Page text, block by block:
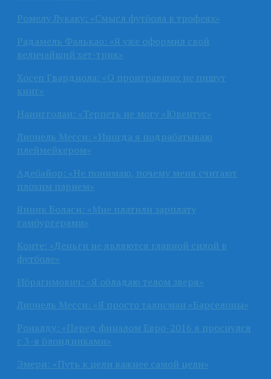
Ромелу Лукаку: «Смысл футбола в трофеях»
Радамель Фалькао: «Я уже оформил свой
величайший хет-трик»
Хосеп Гвардиола: «О проигравших не пишут
книг»
Наингголан: «Терпеть не могу «Ювентус»
Лионель Месси: «Иногда я подрабатываю
плеймейкером»
Адебайор: «Не понимаю, почему меня считают
плохим парнем»
Янник Боласи: «Мне платили зарплату
гамбургерами»
Конте: «Деньги не являются главной силой в
футболе»
Ибрагимович: «Я обладаю телом зверя»
Лионель Месси: «Я просто талисман «Барселоны»
Роналду: «Перед финалом Евро-2016 я проснулся
с 3-я блондинками»
Эмери: «Путь к цели важнее самой цели»